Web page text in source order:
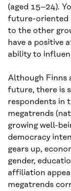
(aged 15–24).
future-oriented
to the other
have a positive
ability to
Although Finns
future, there is
respondents in
megatrends
growing well-
democracy
gears up,
gender,
affiliation
megatrends